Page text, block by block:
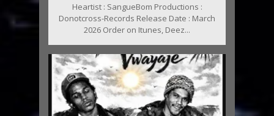
Heartist : SangueBom Productions :
Donotcross-Records Release Date : March
2026 Order on Itunes, Deez...